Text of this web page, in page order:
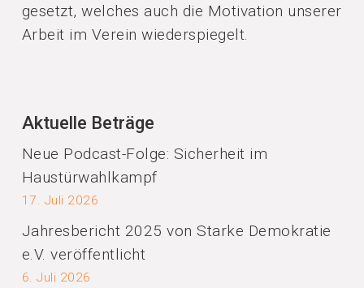
gesetzt, welches auch die Motivation unserer
Arbeit im Verein wiederspiegelt.
Aktuelle Beträge
Neue Podcast-Folge: Sicherheit im
Haustürwahlkampf
17. Juli 2026
Jahresbericht 2025 von Starke Demokratie
e.V. veröffentlicht
6. Juli 2026